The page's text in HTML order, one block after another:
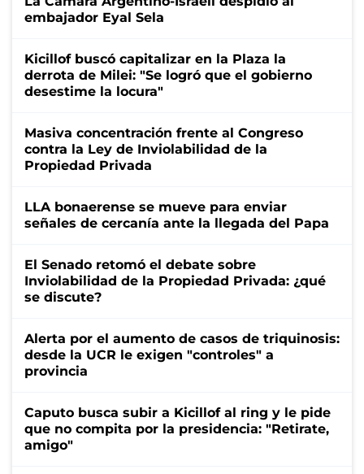
embajador Eyal Sela
Kicillof buscó capitalizar en la Plaza la
derrota de Milei: "Se logró que el gobierno
desestime la locura"
Masiva concentración frente al Congreso
contra la Ley de Inviolabilidad de la
Propiedad Privada
LLA bonaerense se mueve para enviar
señales de cercanía ante la llegada del Papa
El Senado retomó el debate sobre
Inviolabilidad de la Propiedad Privada: ¿qué
se discute?
Alerta por el aumento de casos de triquinosis:
desde la UCR le exigen "controles" a
provincia
Caputo busca subir a Kicillof al ring y le pide
que no compita por la presidencia: "Retirate,
amigo"